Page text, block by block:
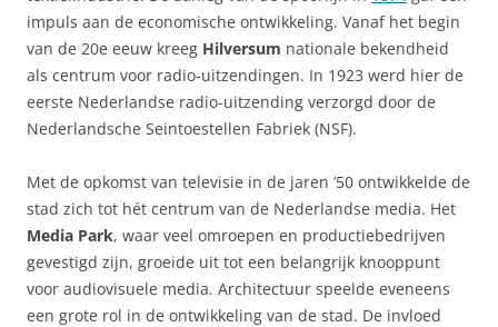
impuls aan de economische ontwikkeling. Vanaf het begin
van de 20e eeuw kreeg Hilversum nationale bekendheid
als centrum voor radio-uitzendingen. In 1923 werd hier de
eerste Nederlandse radio-uitzending verzorgd door de
Nederlandsche Seintoestellen Fabriek (NSF).
Met de opkomst van televisie in de jaren ’50 ontwikkelde de
stad zich tot hét centrum van de Nederlandse media. Het
Media Park, waar veel omroepen en productiebedrijven
gevestigd zijn, groeide uit tot een belangrijk knooppunt
voor audiovisuele media. Architectuur speelde eveneens
een grote rol in de ontwikkeling van de stad. De invloed